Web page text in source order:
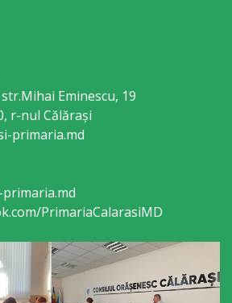
Eminescu, 19
r-nul Călăraşi
primaria.md
PrimariaCalarasiMD